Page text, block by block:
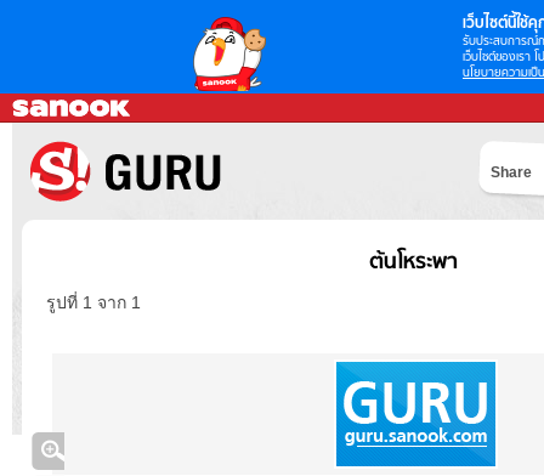
เว็บไซต์นี้ใช้คุ
รับประสบการณ์
เว็บไซต์ของเรา
นโยบายความเป็
Share
ต้นโหระพา
รูปที่ 1 จาก 1